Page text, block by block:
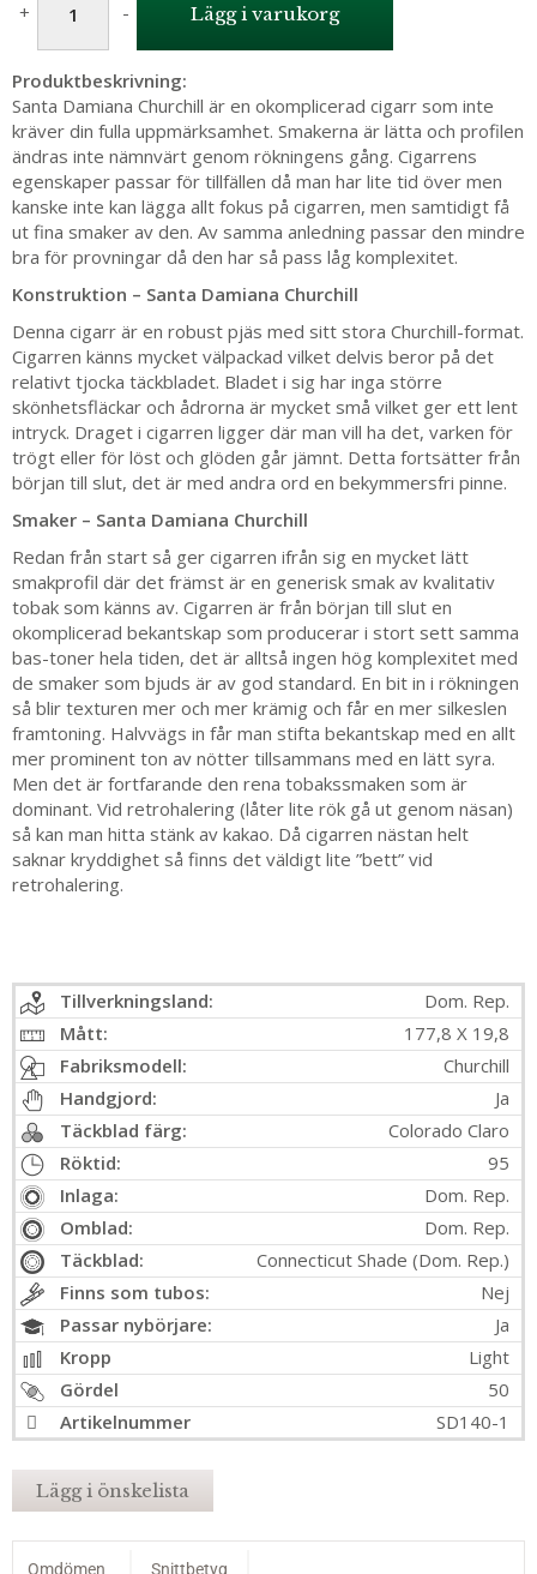
+ - Lägg i varukorg
Produktbeskrivning:
Santa Damiana Churchill är en okomplicerad cigarr som inte
kräver din fulla uppmärksamhet. Smakerna är lätta och profilen
ändras inte nämnvärt genom rökningens gång. Cigarrens
egenskaper passar för tillfällen då man har lite tid över men
kanske inte kan lägga allt fokus på cigarren, men samtidigt få
ut fina smaker av den. Av samma anledning passar den mindre
bra för provningar då den har så pass låg komplexitet.
Konstruktion – Santa Damiana Churchill
Denna cigarr är en robust pjäs med sitt stora Churchill-format.
Cigarren känns mycket välpackad vilket delvis beror på det
relativt tjocka täckbladet. Bladet i sig har inga större
skönhetsfläckar och ådrorna är mycket små vilket ger ett lent
intryck. Draget i cigarren ligger där man vill ha det, varken för
trögt eller för löst och glöden går jämnt. Detta fortsätter från
början till slut, det är med andra ord en bekymmersfri pinne.
Smaker – Santa Damiana Churchill
Redan från start så ger cigarren ifrån sig en mycket lätt
smakprofil där det främst är en generisk smak av kvalitativ
tobak som känns av. Cigarren är från början till slut en
okomplicerad bekantskap som producerar i stort sett samma
bas-toner hela tiden, det är alltså ingen hög komplexitet med
de smaker som bjuds är av god standard. En bit in i rökningen
så blir texturen mer och mer krämig och får en mer silkeslen
framtoning. Halvvägs in får man stifta bekantskap med en allt
mer prominent ton av nötter tillsammans med en lätt syra.
Men det är fortfarande den rena tobakssmaken som är
dominant. Vid retrohalering (låter lite rök gå ut genom näsan)
så kan man hitta stänk av kakao. Då cigarren nästan helt
saknar kryddighet så finns det väldigt lite ”bett” vid
retrohalering.
Tillverkningsland:
Dom. Rep.
Mått:
177,8 X 19,8
Fabriksmodell:
Churchill
Handgjord:
Ja
Täckblad färg:
Colorado Claro
Röktid:
95
Inlaga:
Dom. Rep.
Omblad:
Dom. Rep.
Täckblad:
Connecticut Shade (Dom. Rep.)
Finns som tubos:
Nej
Passar nybörjare:
Ja
Kropp
Light
Gördel
50
Artikelnummer
SD140-1
Lägg i önskelista